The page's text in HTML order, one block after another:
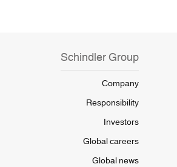
Schindler Group
Company
Responsibility
Investors
Global careers
Global news